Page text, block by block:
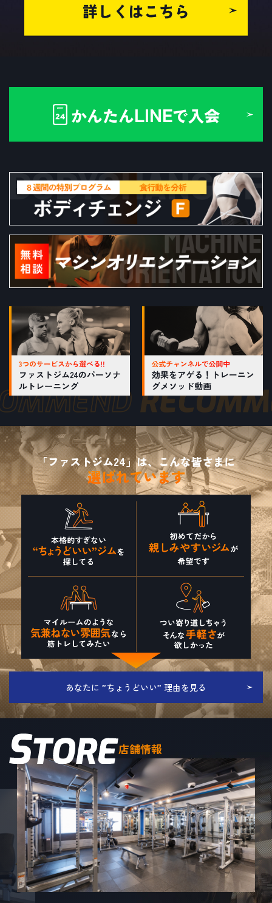
かんたんLINEで入会
「ファストジム24」は、こんな皆さまに
選ばれています
あなたに ”ちょうどいい” 理由を見る
店舗情報